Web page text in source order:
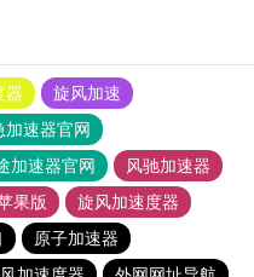
器
旋风加速
加速器官网
加速器官网
风驰加速器
果版
旋风加速度器
原子加速器